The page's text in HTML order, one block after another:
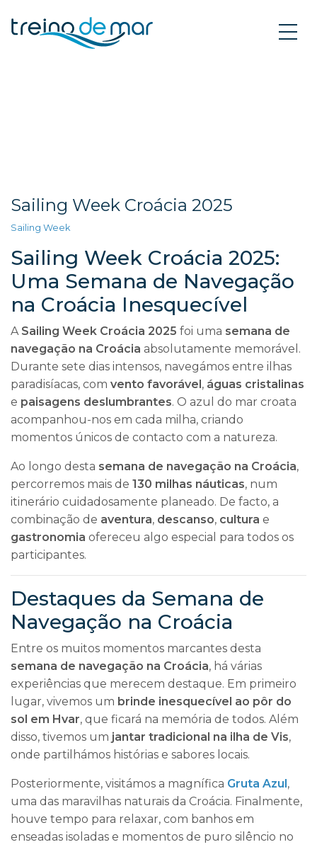
Sailing Week Croácia 2025
Sailing Week
Sailing Week Croácia 2025:
Uma Semana de Navegação
na Croácia Inesquecível
A Sailing Week Croácia 2025 foi uma semana de
navegação na Croácia absolutamente memorável.
Durante sete dias intensos, navegámos entre ilhas
paradisíacas, com vento favorável, águas cristalinas
e paisagens deslumbrantes. O azul do mar croata
acompanhou-nos em cada milha, criando
momentos únicos de contacto com a natureza.
Ao longo desta semana de navegação na Croácia,
percorremos mais de 130 milhas náuticas, num
itinerário cuidadosamente planeado. De facto, a
combinação de aventura, descanso, cultura e
gastronomia ofereceu algo especial para todos os
participantes.
Destaques da Semana de
Navegação na Croácia
Entre os muitos momentos marcantes desta
semana de navegação na Croácia, há várias
experiências que merecem destaque. Em primeiro
lugar, vivemos um brinde inesquecível ao pôr do
sol em Hvar, que ficará na memória de todos. Além
disso, tivemos um jantar tradicional na ilha de Vis,
onde partilhámos histórias e sabores locais.
Posteriormente, visitámos a magnífica Gruta Azul,
uma das maravilhas naturais da Croácia. Finalmente,
houve tempo para relaxar, com banhos em
enseadas isoladas e momentos de puro silêncio no